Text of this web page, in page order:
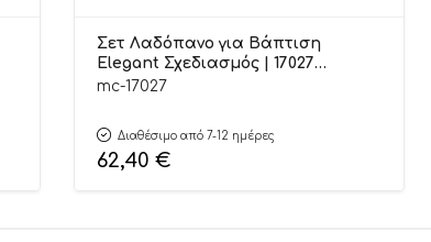
Σετ Λαδόπανο για Βάπτιση
Elegant Σχεδιασμός | 17027
Mouchtaris
mc-17027
Διαθέσιμο από 7-12 ημέρες
62,40 €